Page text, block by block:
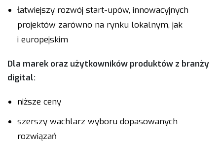
łatwiejszy rozwój start-upów, innowacyjnych
projektów zarówno na rynku lokalnym, jak
i europejskim
Dla marek oraz użytkowników produktów z branży
digital:
niższe ceny
szerszy wachlarz wyboru dopasowanych
rozwiązań